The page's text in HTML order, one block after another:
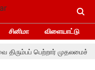
சினிமா விளையாட்டு
திரும்பப் பெற்றார்